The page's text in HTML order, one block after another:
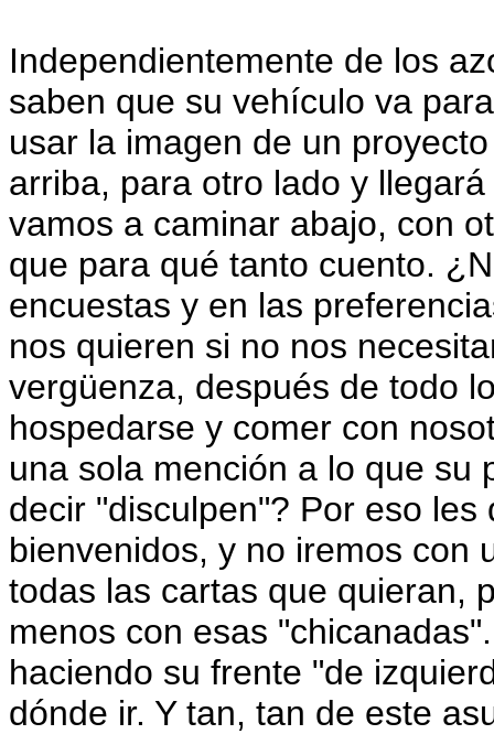
Independientemente de los
saben que su vehículo va
usar la imagen de un
arriba, para otro lado y
vamos a caminar abajo, con
que para qué tanto cuento.
encuestas y en las
nos quieren si no nos
vergüenza, después de todo
hospedarse y comer con
una sola mención a lo que su
decir "disculpen"? Por eso
bienvenidos, y no iremos con
todas las cartas que quieran,
menos con esas
haciendo su frente "de
dónde ir. Y tan, tan de este